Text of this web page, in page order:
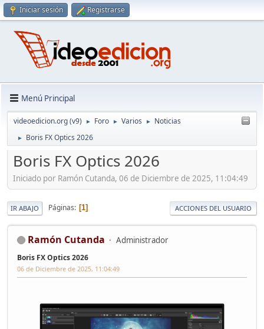
Iniciar sesión Registrarse
Menú Principal
videoedicion.org (v9) ► Foro ► Varios ► Noticias
► Boris FX Optics 2026
Boris FX Optics 2026
Iniciado por Ramón Cutanda, 06 de Diciembre de 2025, 11:04:49
IR ABAJO Páginas 1 ACCIONES DEL USUARIO
Ramón Cutanda Administrador
Boris FX Optics 2026
06 de Diciembre de 2025, 11:04:49